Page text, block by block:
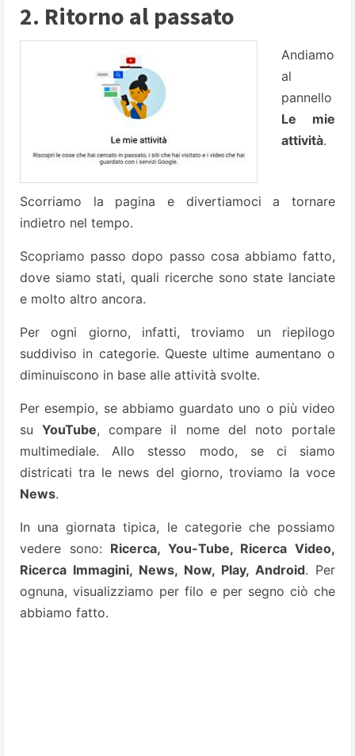
2. Ritorno al passato
Andiamo
al
pannello
Le mie
attività.
Scorriamo la pagina e divertiamoci a tornare
indietro nel tempo.
Scopriamo passo dopo passo cosa abbiamo fatto,
dove siamo stati, quali ricerche sono state lanciate
e molto altro ancora.
Per ogni giorno, infatti, troviamo un riepilogo
suddiviso in categorie. Queste ultime aumentano o
diminuiscono in base alle attività svolte.
Per esempio, se abbiamo guardato uno o più video
suYouTube, compare il nome del noto portale
multimediale. Allo stesso modo, se ci siamo
districati tra le news del giorno, troviamo la voce
News.
In una giornata tipica, le categorie che possiamo
vedere sono: Ricerca, You-Tube, Ricerca Video,
Ricerca Immagini, News, Now, Play, Android. Per
ognuna, visualizziamo per filo e per segno ciò che
abbiamo fatto.